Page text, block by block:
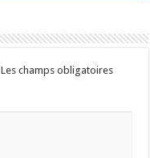
Les champs obligatoires